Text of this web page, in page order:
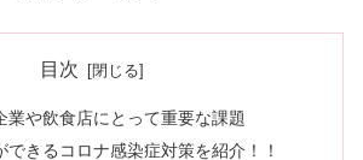
目次
業や飲食店にとって重要な課題
できるコロナ感染症対策を紹介！！